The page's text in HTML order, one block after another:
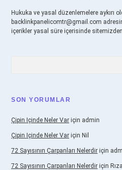
Hukuka ve yasal düzenlemelere aykırı
backlinkpanelicomtr@gmail.com
içerikler yasal süre içerisinde sitemizden
SON YORUMLAR
Çipin Içinde Neler Var için admin
Çipin Içinde Neler Var için Nil
72 Sayısının Çarpanları Nelerdir için
72 Sayısının Çarpanları Nelerdir için Rıza